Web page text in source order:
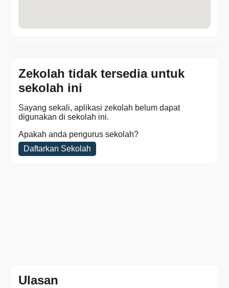
Zekolah tidak tersedia untuk
sekolah ini
Sayang sekali, aplikasi zekolah belum dapat
digunakan di sekolah ini.
Apakah anda pengurus sekolah?
Daftarkan Sekolah
Ulasan